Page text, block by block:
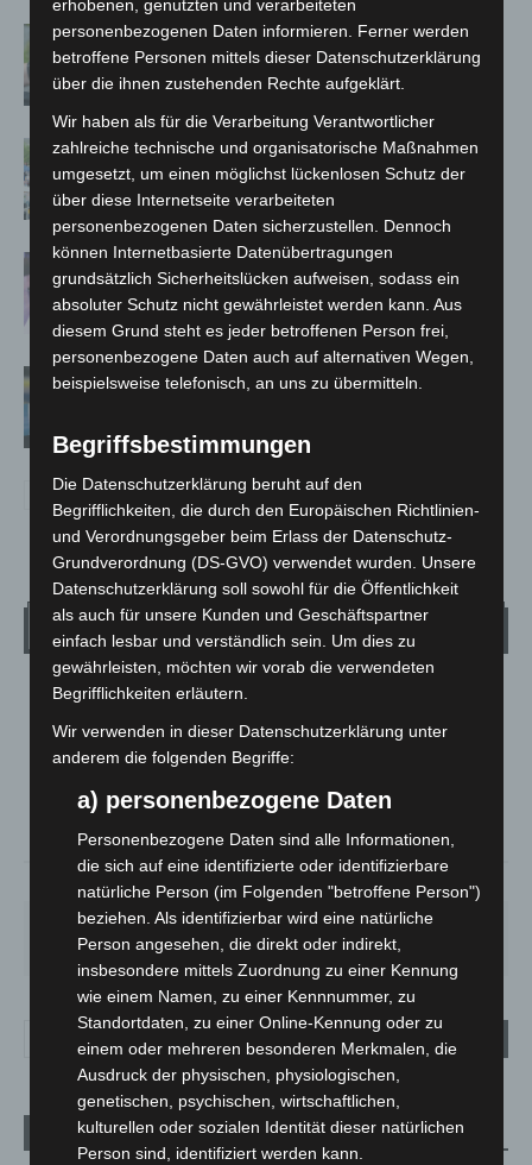
Langenhagen: Autofahrer mit 3,17
Promille aus dem Verkehr gezogen
Blaulichtmeile Langenhagen 2026:
Polizei, Feuerwehr und Rettung
hautnah erleben
Polizei Langenhagen testet Aufnahme
von Anzeigen per Videochat
Vermisste Seniorin aus Godshorn tot
Wetter
LANGENHAGEN
Bedeckt
22.4
44% 4.5m/s 85%
DO.
22°
FR.
25°
SA.
26°
SO.
31°
Aktuelle Beiträge
erhobenen, genutzten und verarbeiteten
personenbezogenen Daten informieren. Ferner werden
betroffene Personen mittels dieser Datenschutzerklärung
über die ihnen zustehenden Rechte aufgeklärt.
Wir haben als für die Verarbeitung Verantwortlicher
zahlreiche technische und organisatorische Maßnahmen
umgesetzt, um einen möglichst lückenlosen Schutz der
über diese Internetseite verarbeiteten
personenbezogenen Daten sicherzustellen. Dennoch
können Internetbasierte Datenübertragungen
grundsätzlich Sicherheitslücken aufweisen, sodass ein
absoluter Schutz nicht gewährleistet werden kann. Aus
diesem Grund steht es jeder betroffenen Person frei,
personenbezogene Daten auch auf alternativen Wegen,
beispielsweise telefonisch, an uns zu übermitteln.
Begriffsbestimmungen
Die Datenschutzerklärung beruht auf den
Begrifflichkeiten, die durch den Europäischen Richtlinien-
und Verordnungsgeber beim Erlass der Datenschutz-
Grundverordnung (DS-GVO) verwendet wurden. Unsere
Datenschutzerklärung soll sowohl für die Öffentlichkeit
als auch für unsere Kunden und Geschäftspartner
einfach lesbar und verständlich sein. Um dies zu
gewährleisten, möchten wir vorab die verwendeten
Begrifflichkeiten erläutern.
Wir verwenden in dieser Datenschutzerklärung unter
anderem die folgenden Begriffe:
a) personenbezogene Daten
Personenbezogene Daten sind alle Informationen,
die sich auf eine identifizierte oder identifizierbare
natürliche Person (im Folgenden "betroffene Person")
beziehen. Als identifizierbar wird eine natürliche
Person angesehen, die direkt oder indirekt,
insbesondere mittels Zuordnung zu einer Kennung
wie einem Namen, zu einer Kennnummer, zu
Standortdaten, zu einer Online-Kennung oder zu
einem oder mehreren besonderen Merkmalen, die
Ausdruck der physischen, physiologischen,
genetischen, psychischen, wirtschaftlichen,
kulturellen oder sozialen Identität dieser natürlichen
Person sind, identifiziert werden kann.